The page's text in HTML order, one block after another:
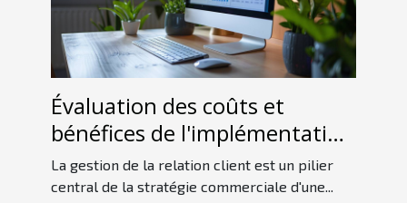
Évaluation des coûts et
bénéfices de l'implémentation
d'un CRM dans votre
entreprise
La gestion de la relation client est un pilier
central de la stratégie commerciale d'une...